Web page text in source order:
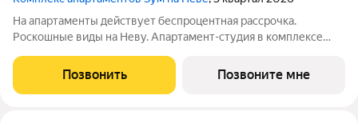
На апартаменты действует беспроцентная рассрочка.
Роскошные виды на Неву. Апартамент-студия в комплексе
18,52. Без отделки. Зум на Неве расположен в новом месте
силы рядом с центром города
Позвонить Позвоните мне